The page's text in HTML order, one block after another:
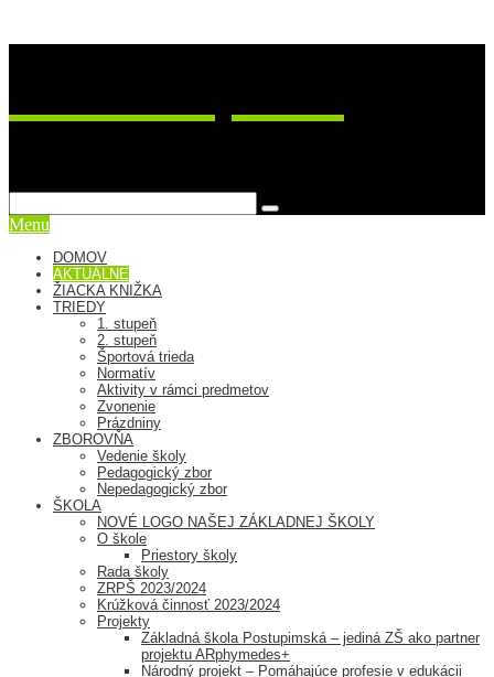
Menu
DOMOV
AKTUÁLNE
ŽIACKA KNIŽKA
TRIEDY
1. stupeň
2. stupeň
Športová trieda
Normatív
Aktivity v rámci predmetov
Zvonenie
Prázdniny
ZBOROVŇA
Vedenie školy
Pedagogický zbor
Nepedagogický zbor
ŠKOLA
NOVÉ LOGO NAŠEJ ZÁKLADNEJ ŠKOLY
O škole
Priestory školy
Rada školy
ZRPŠ 2023/2024
Krúžková činnosť 2023/2024
Projekty
Základná škola Postupimská – jediná ZŠ ako partner
projektu ARphymedes+
Národný projekt – Pomáhajúce profesie v edukácii